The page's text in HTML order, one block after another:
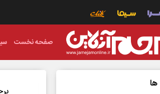
صفحه نخست
ها